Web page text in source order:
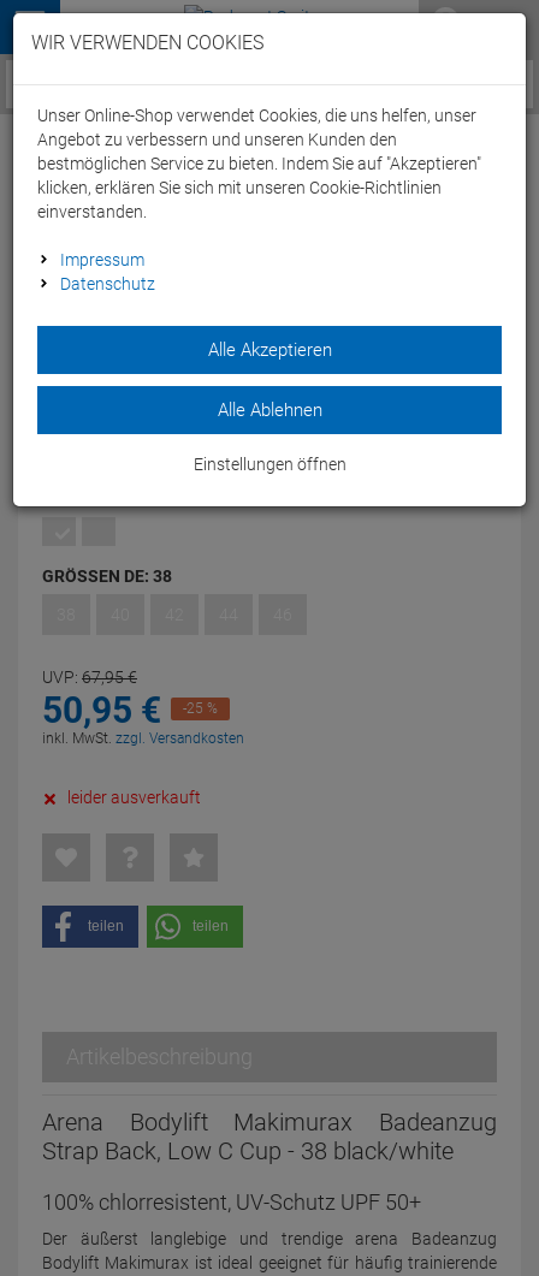
Menü
Service / Hilfe
Arena Bodylift Makimurax Badeanzug
Strap Back, Low C Cup - 38 black/white
Der Arena Bodylift Makimurax Badeanzug Strap Back, Low C
GRÖSSEN DE: 38
UVP: 67,95€
50,95 €
-25 %
inkl. MwSt. zzgl. Versandkosten
leider ausverkauft
teilen teilen
Artikelbeschreibung
Arena Bodylift Makimurax Badeanzug
Strap Back, Low C Cup - 38 black/white
100% chlorresistent, UV-Schutz UPF 50+
Der äußerst langlebige und trendige arena Badeanzug
Bodylift Makimurax ist ideal geeignet für häufig trainierende
WIR VERWENDEN COOKIES
Unser Online-Shop verwendet Cookies, die uns helfen, unser
Angebot zu verbessern und unseren Kunden den
bestmöglichen Service zu bieten. Indem Sie auf "Akzeptieren"
klicken, erklären Sie sich mit unseren Cookie-Richtlinien
einverstanden.
Impressum
Datenschutz
Alle Akzeptieren
Alle Ablehnen
Einstellungen öffnen